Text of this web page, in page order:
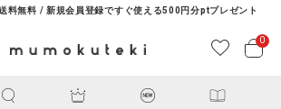
料無料 / 新規会員登録ですぐ使える500円分ptプレゼント
0